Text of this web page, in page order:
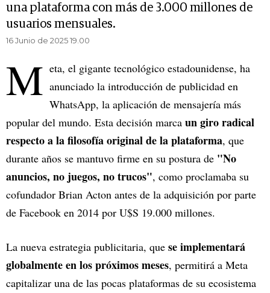
una plataforma con más de 3.000 millones de
usuarios mensuales.
16 Junio de 2025 19.00
M eta, el gigante tecnológico estadounidense, ha
anunciado la introducción de publicidad en
WhatsApp, la aplicación de mensajería más
popular del mundo. Esta decisión marca un giro radical
respecto a la filosofía original de la plataforma, que
durante años se mantuvo firme en su postura de "No
anuncios, no juegos, no trucos", como proclamaba su
cofundador Brian Acton antes de la adquisición por parte
de Facebook en 2014 por U$S 19.000 millones.
La nueva estrategia publicitaria, que se implementará
globalmente en los próximos meses, permitirá a Meta
capitalizar una de las pocas plataformas de su ecosistema